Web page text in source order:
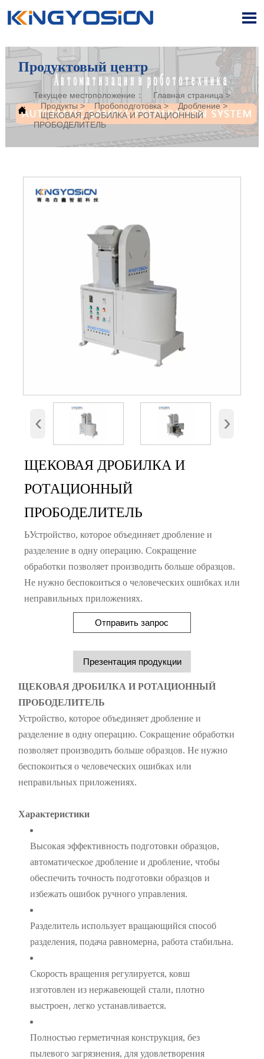

Продуктовый центр

Текущее местоположение： Главная страница >
Продукты> Пробоподготовка> Дробление>
ЩЕКОВАЯ ДРОБИЛКА И РОТАЦИОННЫЙ
ПРОБОДЕЛИТЕЛЬ
‹ ›
ЩЕКОВАЯ ДРОБИЛКА И
РОТАЦИОННЫЙ
ПРОБОДЕЛИТЕЛЬ
ЬУстройство, которое объединяет дробление и
разделение в одну операцию. Сокращение
обработки позволяет производить больше образцов.
Не нужно беспокоиться о человеческих ошибках или
неправильных приложениях.
Отправить запрос
Презентация продукции
ЩЕКОВАЯ ДРОБИЛКА И РОТАЦИОННЫЙ
ПРОБОДЕЛИТЕЛЬ
Устройство, которое объединяет дробление и
разделение в одну операцию. Сокращение обработки
позволяет производить больше образцов. Не нужно
беспокоиться о человеческих ошибках или
неправильных приложениях.
Характеристики
Высокая эффективность подготовки образцов,
автоматическое дробление и дробление, чтобы
обеспечить точность подготовки образцов и
избежать ошибок ручного управления.
Разделитель использует вращающийся способ
разделения, подача равномерна, работа стабильна.
Скорость вращения регулируется, ковш
изготовлен из нержавеющей стали, плотно
выстроен, легко устанавливается.
Полностью герметичная конструкция, без
пылевого загрязнения, для удовлетворения